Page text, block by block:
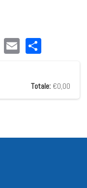
LinkedIn
Email
Totale: €0,00